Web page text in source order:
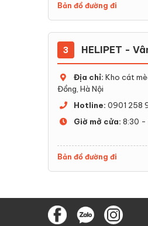
Bản đồ đường đi
3 HELIPET -
Địa chỉ: Kho cát
Đồng, Hà Nội
Hotline: 0901 258
Giờ mở cửa: 8:30 -
Bản đồ đường đi